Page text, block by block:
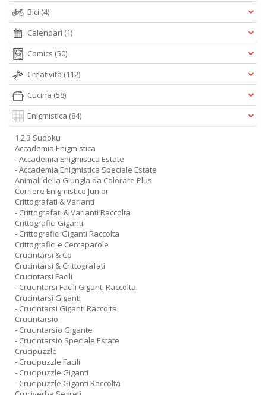
Bici (4)
Calendari (1)
Comics (50)
Creatività (112)
Cucina (58)
Enigmistica (84)
1,2,3 Sudoku
Accademia Enigmistica
- Accademia Enigmistica Estate
- Accademia Enigmistica Speciale Estate
Animali della Giungla da Colorare Plus
Corriere Enigmistico Junior
Crittografati & Varianti
- Crittografati & Varianti Raccolta
Crittografici Giganti
- Crittografici Giganti Raccolta
Crittografici e Cercaparole
Crucintarsi & Co
Crucintarsi & Crittografati
Crucintarsi Facili
- Crucintarsi Facili Giganti Raccolta
Crucintarsi Giganti
- Crucintarsi Giganti Raccolta
Crucintarsio
- Crucintarsio Gigante
- Crucintarsio Speciale Estate
Crucipuzzle
- Crucipuzzle Facili
- Crucipuzzle Giganti
- Crucipuzzle Giganti Raccolta